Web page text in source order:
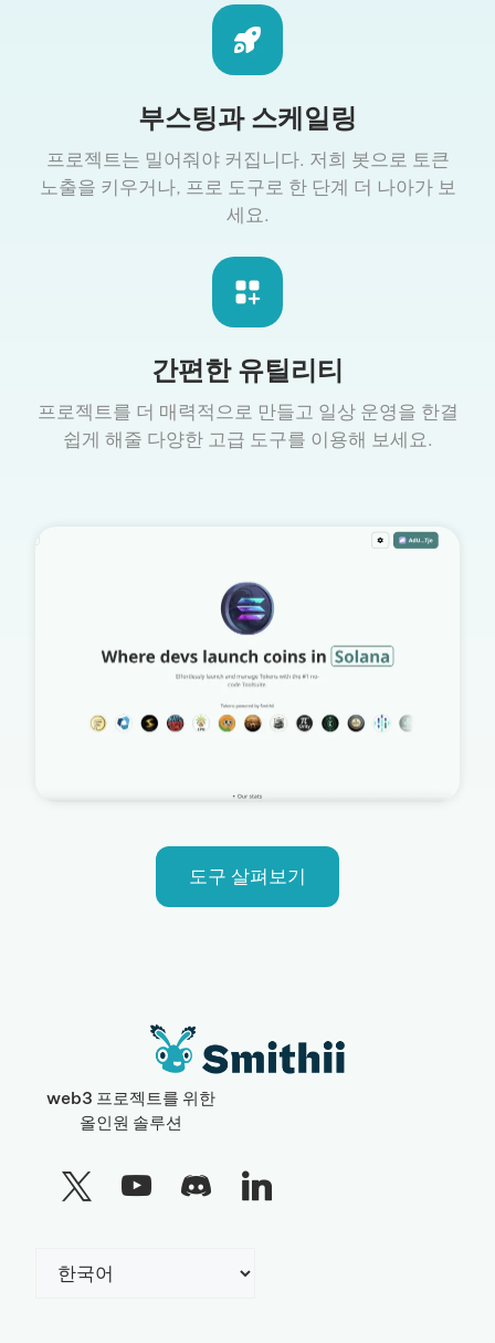
부스팅과 스케일링
프로젝트는 밀어줘야 커집니다. 저희 봇으로 토큰
노출을 키우거나, 프로 도구로 한 단계 더 나아가 보
세요.
간편한 유틸리티
프로젝트를 더 매력적으로 만들고 일상 운영을 한결
쉽게 해줄 다양한 고급 도구를 이용해 보세요.
도구 살펴보기
web3 프로젝트를 위한
올인원 솔루션
Choose